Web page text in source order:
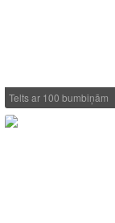
Telts ar 100 bumbiņām